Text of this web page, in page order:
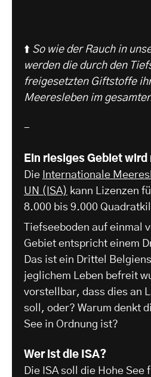
⬆️ So wie der Rauch in
werden die durch den
freigesetzten Giftstoffe
Meeresleben im
-
Ein riesiges Gebiet
Die Internationale
UN (ISA) kann Lizenzen
8.000 bis 9.000
Tiefseeboden auf einmal
Gebiet entspricht einem
Das ist ein Drittel
jeglichem Leben befreit
vorstellbar, dass dies an
soll, oder? Warum denkt
See in Ordnung ist?
Wer ist die ISA?
Die ISA soll die Hohe See